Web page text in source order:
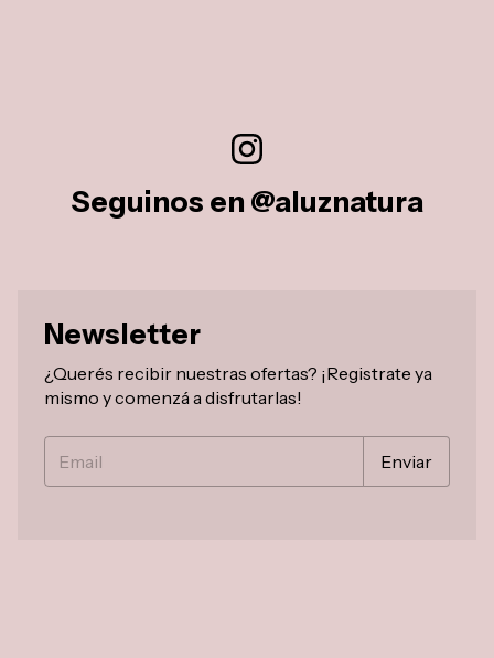
Seguinos en @aluznatura
Newsletter
¿Querés recibir nuestras ofertas? ¡Registrate ya
mismo y comenzá a disfrutarlas!